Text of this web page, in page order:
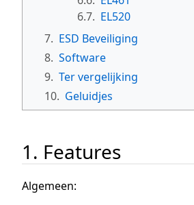
6.7. EL520
7. ESD Beveiliging
8. Software
9. Ter vergelijking
10. Geluidjes
1. Features
Algemeen: